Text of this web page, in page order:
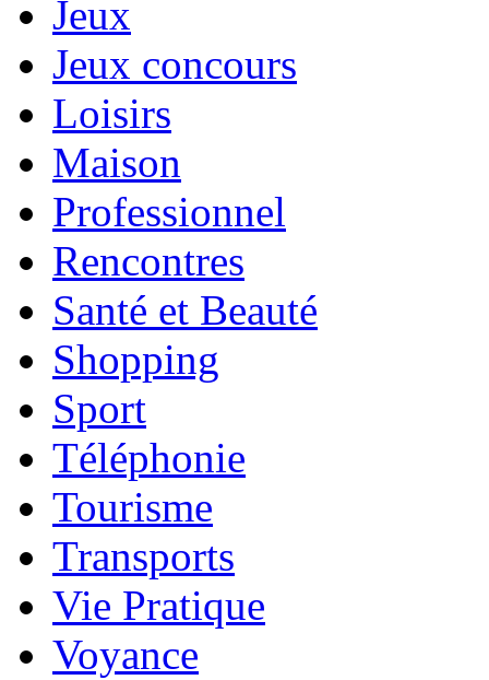
Jeux
Jeux concours
Loisirs
Maison
Professionnel
Rencontres
Santé et Beauté
Shopping
Sport
Téléphonie
Tourisme
Transports
Vie Pratique
Voyance